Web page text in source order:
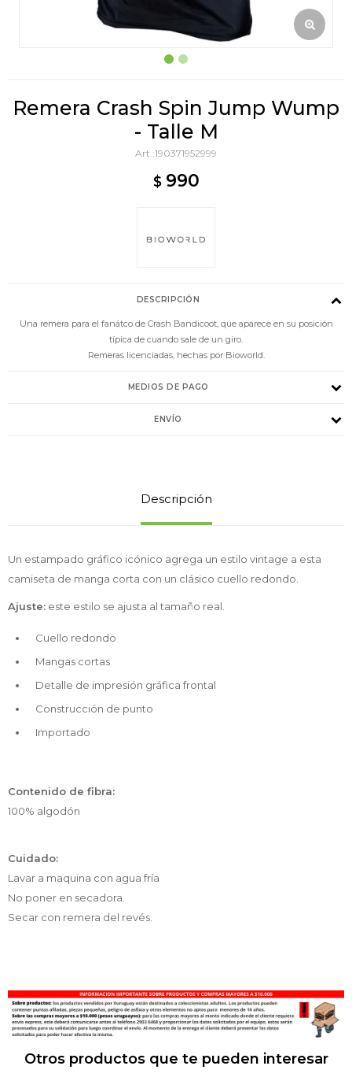
Remera Crash Spin Jump Wump
- Talle M
190371952999
$ 990
DESCRIPCIÓN
Una remera para el fanátco de Crash Bandicoot, que aparece en su posición
típica de cuando sale de un giro.
Remeras licenciadas, hechas por Bioworld.
MEDIOS DE PAGO
ENVÍO
Descripción
Un estampado gráfico icónico agrega un estilo vintage a esta
camiseta de manga corta con un clásico cuello redondo.
Ajuste: este estilo se ajusta al tamaño real.
Cuello redondo
Mangas cortas
Detalle de impresión gráfica frontal
Construcción de punto
Importado
Contenido de fibra:
100% algodón
Cuidado:
Lavar a maquina con agua fría
No poner en secadora.
Secar con remera del revés.
Otros productos que te pueden interesar